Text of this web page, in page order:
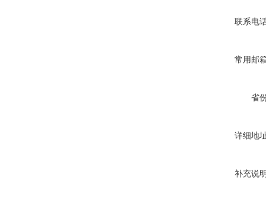
联系电
常用邮
省
详细地
补充说